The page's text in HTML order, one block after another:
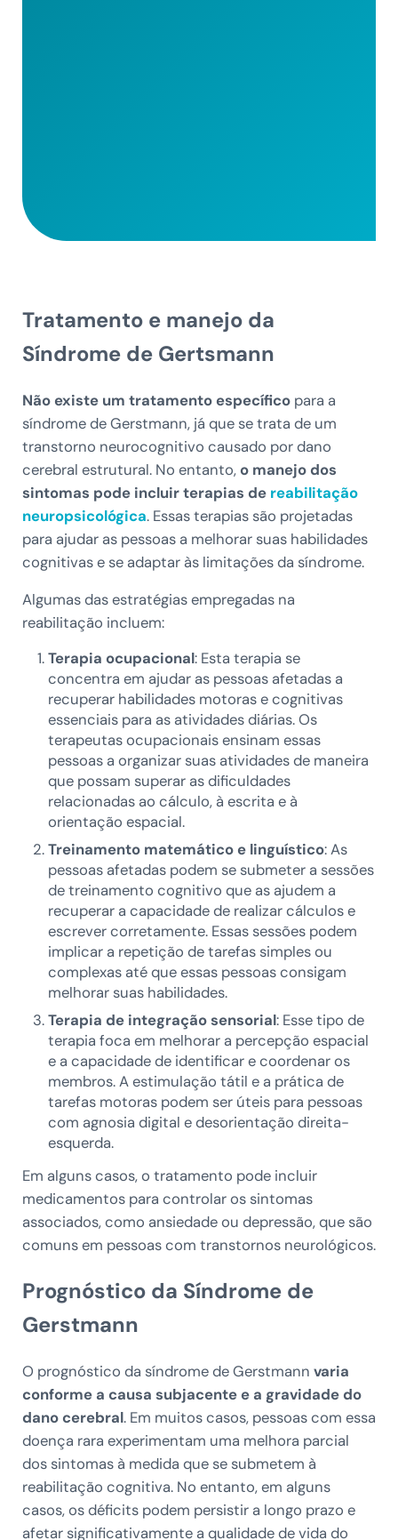
Tratamento e manejo da
Síndrome de Gertsmann
Não existe um tratamento específicopara a
síndrome de Gerstmann, já que se trata de um
transtorno neurocognitivo causado por dano
cerebral estrutural. No entanto, o manejo dos
sintomas pode incluir terapias de reabilitação
neuropsicológica. Essas terapias são projetadas
para ajudar as pessoas a melhorar suas habilidades
cognitivas e se adaptar às limitações da síndrome.
Algumas das estratégias empregadas na
reabilitação incluem:
Terapia ocupacional: Esta terapia se
concentra em ajudar as pessoas afetadas a
recuperar habilidades motoras e cognitivas
essenciais para as atividades diárias. Os
terapeutas ocupacionais ensinam essas
pessoas a organizar suas atividades de maneira
que possam superar as dificuldades
relacionadas ao cálculo, à escrita e à
orientação espacial.
Treinamento matemático e linguístico: As
pessoas afetadas podem se submeter a sessões
de treinamento cognitivo que as ajudem a
recuperar a capacidade de realizar cálculos e
escrever corretamente. Essas sessões podem
implicar a repetição de tarefas simples ou
complexas até que essas pessoas consigam
melhorar suas habilidades.
Terapia de integração sensorial: Esse tipo de
terapia foca em melhorar a percepção espacial
e a capacidade de identificar e coordenar os
membros. A estimulação tátil e a prática de
tarefas motoras podem ser úteis para pessoas
com agnosia digital e desorientação direita-
esquerda.
Em alguns casos, o tratamento pode incluir
medicamentos para controlar os sintomas
associados, como ansiedade ou depressão, que são
comuns em pessoas com transtornos neurológicos.
Prognóstico da Síndrome de
Gerstmann
O prognóstico da síndrome de Gerstmann varia
conforme a causa subjacente e a gravidade do
dano cerebral. Em muitos casos, pessoas com essa
doença rara experimentam uma melhora parcial
dos sintomas à medida que se submetem à
reabilitação cognitiva. No entanto, em alguns
casos, os déficits podem persistir a longo prazo e
afetar significativamente a qualidade de vida do